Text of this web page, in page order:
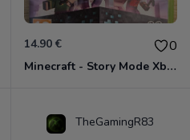
14.90 € 0
Minecraft - Story Mode Xbox 360
TheGamingR83